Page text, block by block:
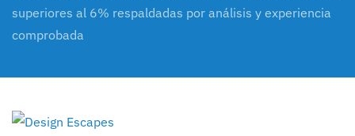
superiores al 6% respaldadas por análisis y experiencia
comprobada